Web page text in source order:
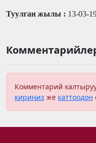
Туулган жылы : 13-03-
Комментарий
кириңиз же каттоодон